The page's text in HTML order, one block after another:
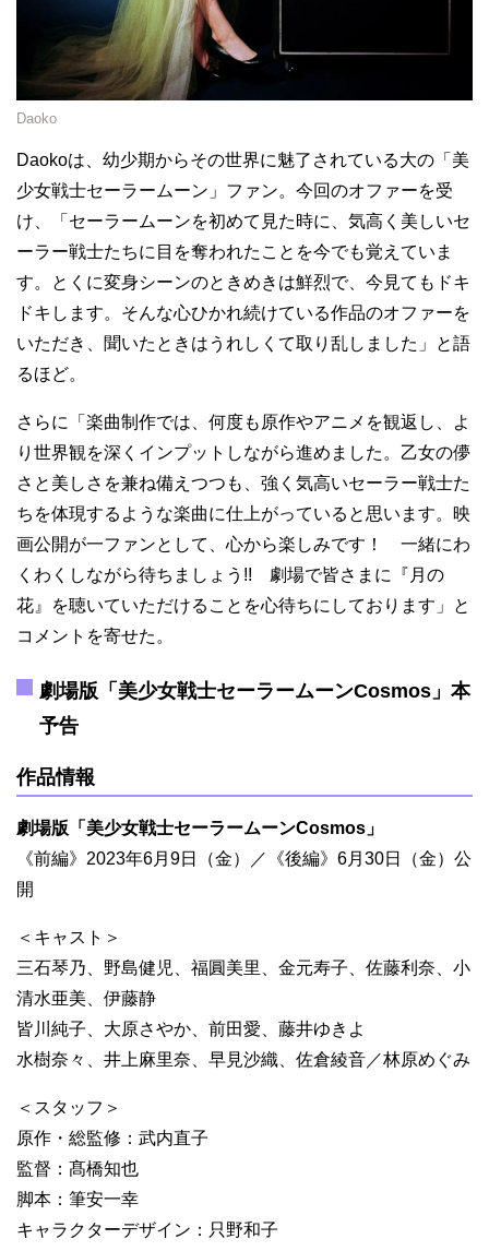
Daoko
Daokoは、幼少期からその世界に魅了されている大の「美
少女戦士セーラームーン」ファン。今回のオファーを受
け、「セーラームーンを初めて見た時に、気高く美しいセ
ーラー戦士たちに目を奪われたことを今でも覚えていま
す。とくに変身シーンのときめきは鮮烈で、今見てもドキ
ドキします。そんな心ひかれ続けている作品のオファーを
いただき、聞いたときはうれしくて取り乱しました」と語
るほど。
さらに「楽曲制作では、何度も原作やアニメを観返し、よ
り世界観を深くインプットしながら進めました。乙女の儚
さと美しさを兼ね備えつつも、強く気高いセーラー戦士た
ちを体現するような楽曲に仕上がっていると思います。映
画公開が一ファンとして、心から楽しみです！ 一緒にわ
くわくしながら待ちましょう!! 劇場で皆さまに『月の
花』を聴いていただけることを心待ちにしております」と
コメントを寄せた。
劇場版「美少女戦士セーラームーンCosmos」本
予告
作品情報
劇場版「美少女戦士セーラームーンCosmos」
《前編》2023年6月9日（金）／《後編》6月30日（金）公
開
＜キャスト＞
三石琴乃、野島健児、福圓美里、金元寿子、佐藤利奈、小
清水亜美、伊藤静
皆川純子、大原さやか、前田愛、藤井ゆきよ
水樹奈々、井上麻里奈、早見沙織、佐倉綾音／林原めぐみ
＜スタッフ＞
原作・総監修：武内直子
監督：髙橋知也
脚本：筆安一幸
キャラクターデザイン：只野和子